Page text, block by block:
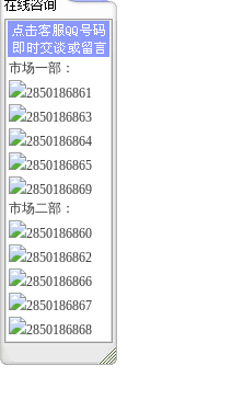
市场一部：
2850186861
2850186863
2850186864
2850186865
2850186869
市场二部：
2850186860
2850186862
2850186866
2850186867
2850186868